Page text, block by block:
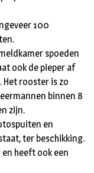
100
spoeden
ook de pieper af
rooster is zo
binnen 8
zijn.
en
ter beschikking.
heeft ook een